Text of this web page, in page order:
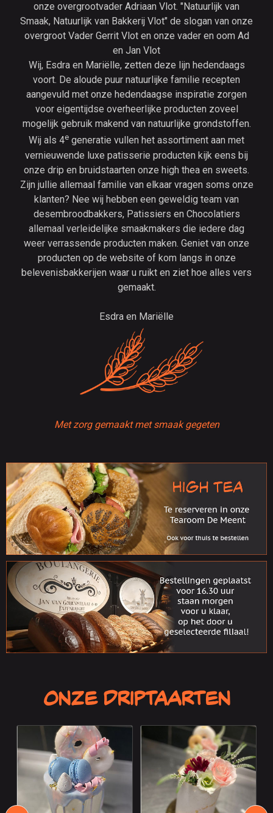
onze overgrootvader Adriaan Vlot. "Natuurlijk van
Smaak, Natuurlijk van Bakkerij Vlot" de slogan van onze
overgroot Vader Gerrit Vlot en onze vader en oom Ad
en Jan Vlot
Wij, Esdra en Mariëlle, zetten deze lijn hedendaags
voort. De aloude puur natuurlijke familie recepten
aangevuld met onze hedendaagse inspiratie zorgen
voor eigentijdse overheerlijke producten zoveel
mogelijk gebruik makend van natuurlijke grondstoffen.
Wij als 4e generatie vullen het assortiment aan met
vernieuwende luxe patisserie producten kijk eens bij
onze drip en bruidstaarten onze high thea en sweets.
Zijn jullie allemaal familie van elkaar vragen soms onze
klanten? Nee wij hebben een geweldig team van
desembroodbakkers, Patissiers en Chocolatiers
allemaal verleidelijke smaakmakers die iedere dag
weer verrassende producten maken. Geniet van onze
producten op de website of kom langs in onze
belevenisbakkerijen waar u ruikt en ziet hoe alles vers
gemaakt.
Esdra en Mariëlle
Met zorg gemaakt met smaak gegeten
Onze Driptaarten